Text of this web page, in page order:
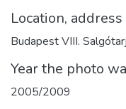
Location, address
Budapest VIII.
Year the photo
2005/2009